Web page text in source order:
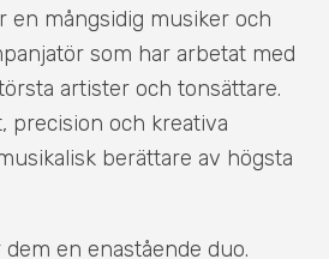
en mångsidig musiker och
som har arbetat med
artister och tonsättare.
precision och kreativa
berättare av högsta
en enastående duo.